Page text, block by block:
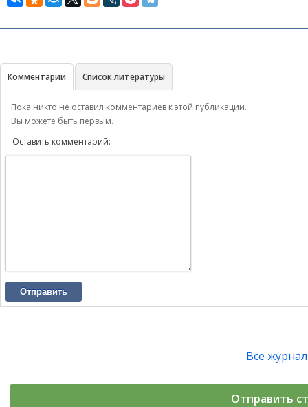
Комментарии Список литературы
Пока никто не оставил комментариев к этой публикации.
Вы можете быть первым.
Оставить комментарий:
Отправить
Все
Отправить